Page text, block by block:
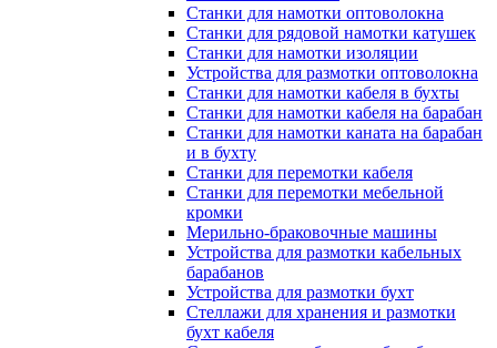
Станки для намотки оптоволокна
Станки для рядовой намотки катушек
Станки для намотки изоляции
Устройства для размотки оптоволокна
Станки для намотки кабеля в бухты
Станки для намотки кабеля на барабан
Станки для намотки каната на барабан
и в бухту
Станки для перемотки кабеля
Станки для перемотки мебельной
кромки
Мерильно-браковочные машины
Устройства для размотки кабельных
барабанов
Устройства для размотки бухт
Стеллажи для хранения и размотки
бухт кабеля